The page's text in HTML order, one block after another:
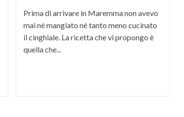
Prima di arrivare in Maremma non avevo
mai né mangiato né tanto meno cucinato
il cinghiale. La ricetta che vi propongo è
quella che...